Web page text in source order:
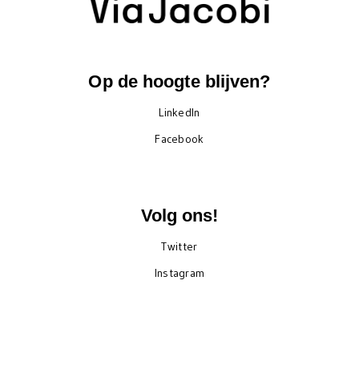
Op de hoogte blijven?
LinkedIn
Facebook
Volg ons!
Twitter
Instagram